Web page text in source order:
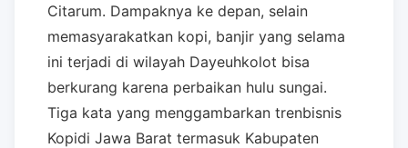
Citarum. Dampaknya ke depan, selain
memasyarakatkan kopi, banjir yang selama
ini terjadi di wilayah Dayeuhkolot bisa
berkurang karena perbaikan hulu sungai.
Tiga kata yang menggambarkan trenbisnis
Kopidi Jawa Barat termasuk Kabupaten